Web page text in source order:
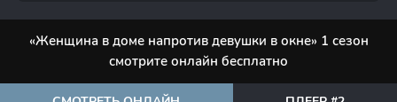
«Женщина в доме напротив девушки в окне» 1 сезон
смотрите онлайн бесплатно